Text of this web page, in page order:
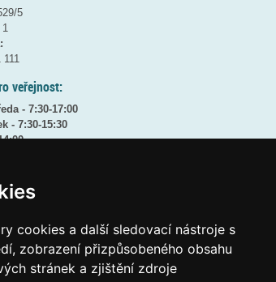
cookies a další sledovací nástroje s
zobrazení přizpůsobeného obsahu
stránek a zjištění zdroje
5
1
111
veřejnost:
- 7:30-17:00
- 7:30-15:30
ZDE)
govcz
vidaawt